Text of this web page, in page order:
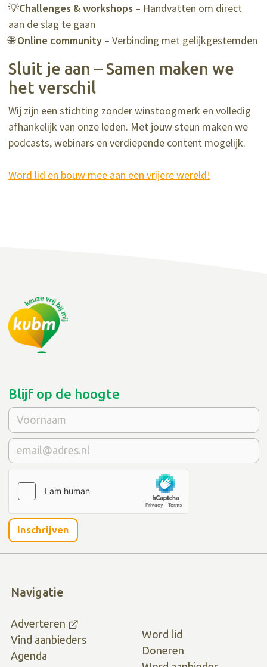
💡Challenges & workshops – Handvatten om direct
aan de slag te gaan
🌐Online community– Verbinding met gelijkgestemden
Sluit je aan – Samen maken we
het verschil
Wij zijn een stichting zonder winstoogmerk en volledig
afhankelijk van onze leden. Met jouw steun maken we
podcasts, webinars en verdiepende content mogelijk.
Word lid en bouw mee aan een vrijere wereld!
Navigatie
Adverteren
Vind aanbieders
Agenda
Word lid
Doneren
Blijf op de hoogte
Inschrijven